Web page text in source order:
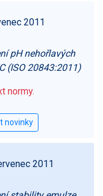
2011
pH nehořlavých
(ISO 20843:2011)
normy.
2011